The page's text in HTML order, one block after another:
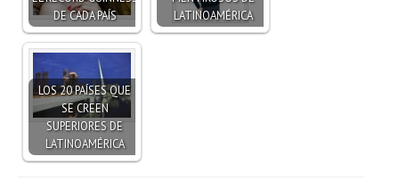
DE CADA PAÍS
LATINOAMÉRICA
LOS 20 PAÍSES QUE
SE CREEN
SUPERIORES DE
LATINOAMÉRICA